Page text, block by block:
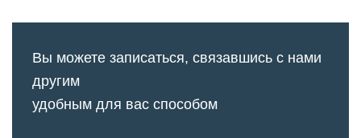
Вы можете записаться, связавшись с нами
другим
удобным для вас способом